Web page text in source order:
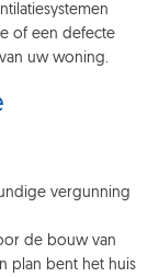
of een defecte
uw woning.
vergunning
de bouw van
plan bent het huis